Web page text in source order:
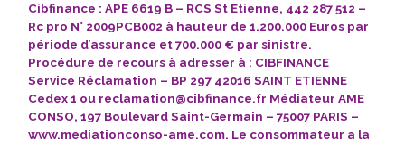
Cibfinance : APE 6619 B – RCS St Etienne, 442 287 512 –
Rc pro N° 2009PCB002 à hauteur de 1.200.000 Euros par
période d’assurance et 700.000 € par sinistre.
Procédure de recours à adresser à : CIBFINANCE
Service Réclamation – BP 297 42016 SAINT ETIENNE
Cedex 1 ou reclamation@cibfinance.fr Médiateur AME
CONSO, 197 Boulevard Saint-Germain – 75007 PARIS –
www.mediationconso-ame.com. Le consommateur a la